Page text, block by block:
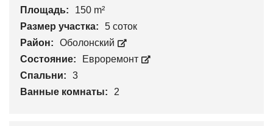
Площадь:
150 m²
Размер участка:
5 соток
Район:
Оболонский
Состояние:
Евроремонт
Спальни:
3
Ванные комнаты:
2